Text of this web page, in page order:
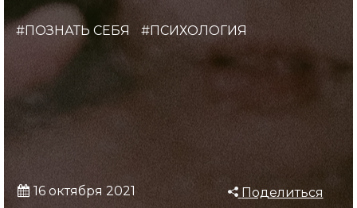
#ПОЗНАТЬ СЕБЯ #ПСИХОЛОГИЯ
16 октября 2021 Поделиться